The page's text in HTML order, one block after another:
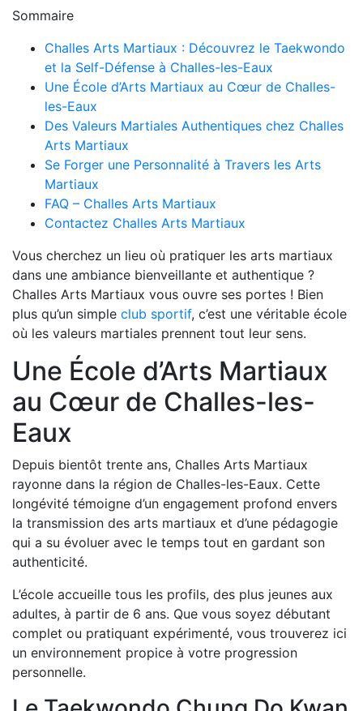
Sommaire
Challes Arts Martiaux : Découvrez le Taekwondo
et la Self-Défense à Challes-les-Eaux
Une École d’Arts Martiaux au Cœur de Challes-
les-Eaux
Des Valeurs Martiales Authentiques chez Challes
Arts Martiaux
Se Forger une Personnalité à Travers les Arts
Martiaux
FAQ – Challes Arts Martiaux
Contactez Challes Arts Martiaux
Vous cherchez un lieu où pratiquer les arts martiaux
dans une ambiance bienveillante et authentique ?
Challes Arts Martiaux vous ouvre ses portes ! Bien
plus qu’un simple club sportif, c’est une véritable école
où les valeurs martiales prennent tout leur sens.
Une École d’Arts Martiaux
au Cœur de Challes-les-
Eaux
Depuis bientôt trente ans, Challes Arts Martiaux
rayonne dans la région de Challes-les-Eaux. Cette
longévité témoigne d’un engagement profond envers
la transmission des arts martiaux et d’une pédagogie
qui a su évoluer avec le temps tout en gardant son
authenticité.
L’école accueille tous les profils, des plus jeunes aux
adultes, à partir de 6 ans. Que vous soyez débutant
complet ou pratiquant expérimenté, vous trouverez ici
un environnement propice à votre progression
personnelle.